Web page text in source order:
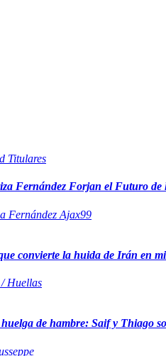
Titulares
Fernández Forjan el Futuro de
Fernández Ajax99
convierte la huida de Irán en
Huellas
de hambre: Saif y Thiago